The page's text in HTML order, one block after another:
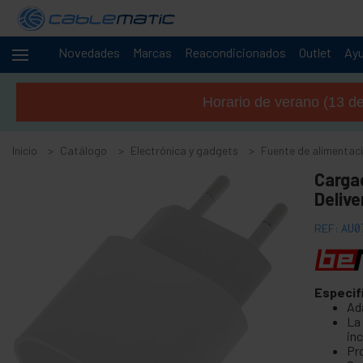
Novedades Marcas Reacondicionados Outlet
Cables +
servidores
Horario de verano (13
Inicio Catálogo Electrónica y gadgets Fuente de
REF: